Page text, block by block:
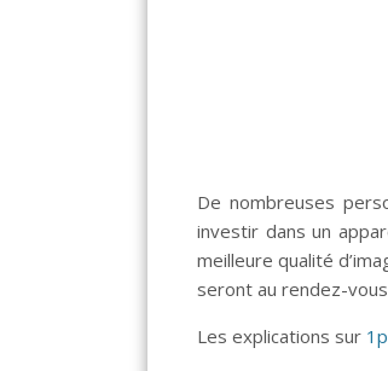
De nombreuses
investir dans un
meilleure qualité
seront au rendez-
Les explications sur